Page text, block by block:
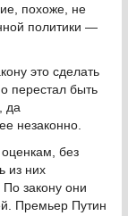
похоже, не
политики —
это сделать
перестал быть
да
незаконно.
без
из них
закону они
Премьер Путин